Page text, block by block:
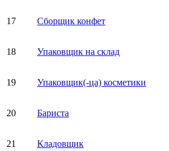
17 Сборщик конфет
18 Упаковщик на склад
19 Упаковщик(-ца) косметики
20 Бариста
21 Кладовщик